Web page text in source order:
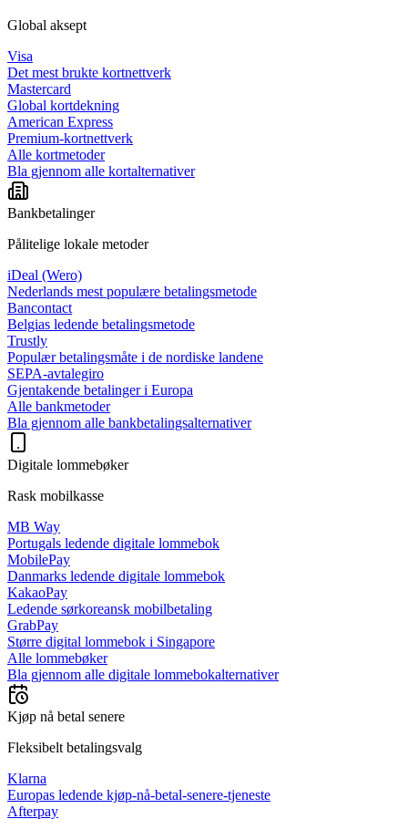
Global aksept
Visa
Det mest brukte kortnettverk
Mastercard
Global kortdekning
American Express
Premium-kortnettverk
Alle kortmetoder
Bla gjennom alle kortalternativer
Bankbetalinger
Pålitelige lokale metoder
iDeal (Wero)
Nederlands mest populære betalingsmetode
Bancontact
Belgias ledende betalingsmetode
Trustly
Populær betalingsmåte i de nordiske landene
SEPA-avtalegiro
Gjentakende betalinger i Europa
Alle bankmetoder
Bla gjennom alle bankbetalingsalternativer
Digitale lommebøker
Rask mobilkasse
MB Way
Portugals ledende digitale lommebok
MobilePay
Danmarks ledende digitale lommebok
KakaoPay
Ledende sørkoreansk mobilbetaling
GrabPay
Større digital lommebok i Singapore
Alle lommebøker
Bla gjennom alle digitale lommebokalternativer
Kjøp nå betal senere
Fleksibelt betalingsvalg
Klarna
Europas ledende kjøp-nå-betal-senere-tjeneste
Afterpay